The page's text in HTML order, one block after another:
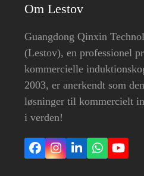
Om Lestov
Guangdong Qinxin
(Lestov), en professionel
kommercielle
2003, er anerkendt som
løsninger til kommercielt
i verden!
Facebook
Instagram
LinkedIn
Whatsapp